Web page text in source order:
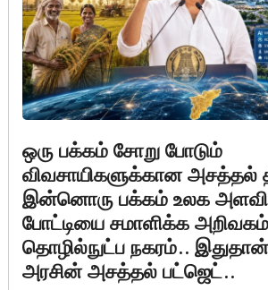
ஒரு பக்கம் சோறு போடும்
விவசாயிகளுக்கான அசத்தல்
இன்னொரு பக்கம் உலக
போட்டியை சமாளிக்க
தொழில்நுட்ப நகரம்..
அரசின் அசத்தல் பட்ஜெட்..